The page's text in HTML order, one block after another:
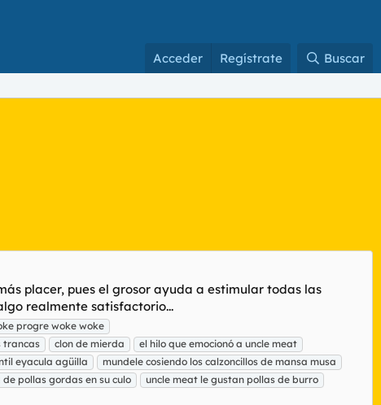
Acceder Regístrate Buscar
placer, pues el grosor ayuda a estimular todas las
realmente satisfactorio...
progre woke woke
trancas clon de mierda
el hilo que emocionó a uncle meat
eyacula agüilla
mundele cosiendo los calzoncillos de mansa musa
pollas gordas en su culo
uncle meat le gustan pollas de burro